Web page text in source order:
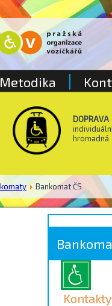
DOPRAVA
hromadná
Bankomat ČS
Metodika
Kontakty